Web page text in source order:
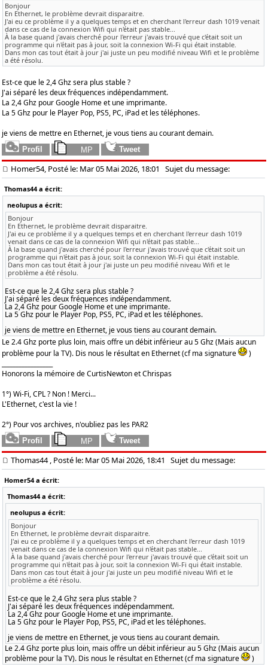
Bonjour
En Ethernet, le problème devrait disparaitre.
J'ai eu ce problème il y a quelques temps et en cherchant l'erreur dash 1019 venait
dans ce cas de la connexion Wifi qui n'était pas stable...
À la base quand j'avais cherché pour l'erreur j'avais trouvé que c'était soit un
programme qui n'était pas à jour, soit la connexion Wi-Fi qui était instable.
Dans mon cas tout était à jour j'ai juste un peu modifié niveau Wifi et le problème
a été résolu.
Est-ce que le 2,4 Ghz sera plus stable ?
J'ai séparé les deux fréquences indépendamment.
La 2,4 Ghz pour Google Home et une imprimante.
La 5 Ghz pour le Player Pop, PS5, PC, iPad et les téléphones.
je viens de mettre en Ethernet, je vous tiens au courant demain.
Homer54, Posté le: Mar 05 Mai 2026, 18:01 Sujet du message:
Thomas44 a écrit:
neolupus a écrit:
Bonjour
En Ethernet, le problème devrait disparaitre.
J'ai eu ce problème il y a quelques temps et en cherchant l'erreur dash 1019
venait dans ce cas de la connexion Wifi qui n'était pas stable...
À la base quand j'avais cherché pour l'erreur j'avais trouvé que c'était soit un
programme qui n'était pas à jour, soit la connexion Wi-Fi qui était instable.
Dans mon cas tout était à jour j'ai juste un peu modifié niveau Wifi et le
problème a été résolu.
Est-ce que le 2,4 Ghz sera plus stable ?
J'ai séparé les deux fréquences indépendamment.
La 2,4 Ghz pour Google Home et une imprimante.
La 5 Ghz pour le Player Pop, PS5, PC, iPad et les téléphones.
je viens de mettre en Ethernet, je vous tiens au courant demain.
Le 2.4 Ghz porte plus loin, mais offre un débit inférieur au 5 Ghz (Mais aucun
problème pour la TV). Dis nous le résultat en Ethernet (cf ma signature
)
Honorons la mémoire de CurtisNewton et Chrispas
1°) Wi-Fi, CPL ? Non ! Merci...
L'Ethernet, c'est la vie !
2°) Pour vos archives, n'oubliez pas les PAR2
Thomas44, Posté le: Mar 05 Mai 2026, 18:41 Sujet du message:
Homer54 a écrit:
Thomas44 a écrit:
neolupus a écrit:
Bonjour
En Ethernet, le problème devrait disparaitre.
J'ai eu ce problème il y a quelques temps et en cherchant l'erreur dash 1019
venait dans ce cas de la connexion Wifi qui n'était pas stable...
À la base quand j'avais cherché pour l'erreur j'avais trouvé que c'était soit un
programme qui n'était pas à jour, soit la connexion Wi-Fi qui était instable.
Dans mon cas tout était à jour j'ai juste un peu modifié niveau Wifi et le
problème a été résolu.
Est-ce que le 2,4 Ghz sera plus stable ?
J'ai séparé les deux fréquences indépendamment.
La 2,4 Ghz pour Google Home et une imprimante.
La 5 Ghz pour le Player Pop, PS5, PC, iPad et les téléphones.
je viens de mettre en Ethernet, je vous tiens au courant demain.
Le 2.4 Ghz porte plus loin, mais offre un débit inférieur au 5 Ghz (Mais aucun
problème pour la TV). Dis nous le résultat en Ethernet (cf ma signature
)